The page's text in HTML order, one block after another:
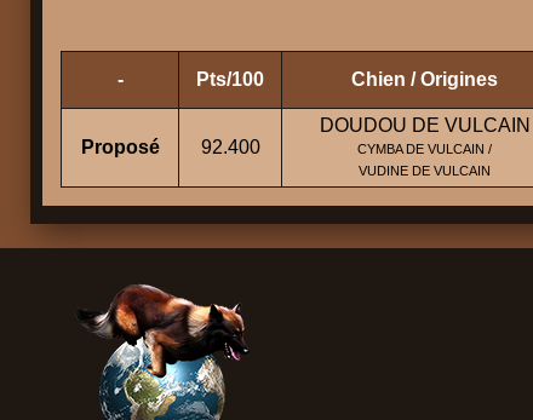
- Pts/100 Chien / Origines
Proposé 92.400
DOUDOU DE VULCAIN
CYMBA DE VULCAIN /
VUDINE DE VULCAIN